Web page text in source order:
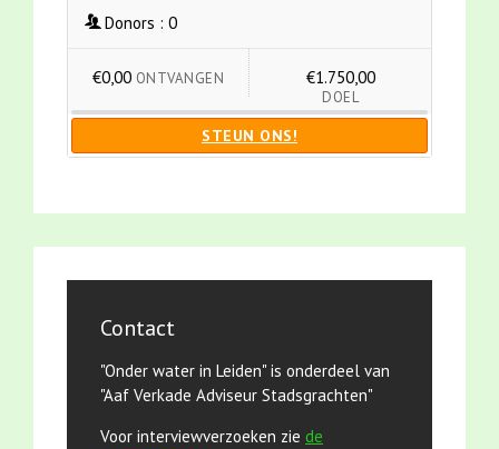
Donors : 0
€0,00 ONTVANGEN €1.750,00
DOEL
STEUN ONS!
Contact
"Onder water in Leiden" is onderdeel van
"Aaf Verkade Adviseur Stadsgrachten"
Voor interviewverzoeken zie de